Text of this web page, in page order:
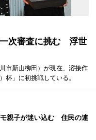
次審査に挑む 浮世
市新山柳田）が現在、溶接作
杯」に初挑戦している。
親子が迷い込む 住民の連